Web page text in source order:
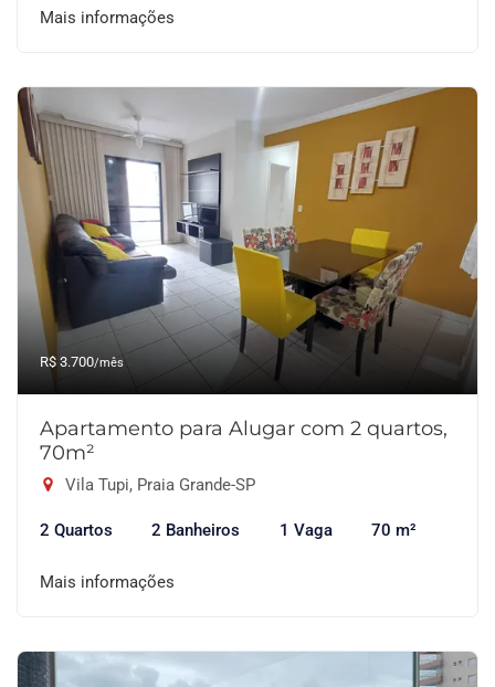
Mais informações
R$ 3.700/mês
Apartamento para Alugar com 2 quartos,
70m²
Vila Tupi, Praia Grande-SP
2 Quartos 2 Banheiros 1 Vaga 70 m²
Mais informações